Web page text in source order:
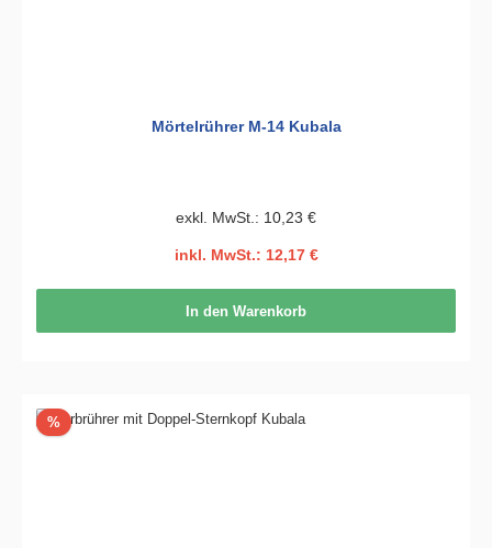
Mörtelrührer M-14 Kubala
exkl. MwSt.: 10,23 €
inkl. MwSt.: 12,17 €
In den Warenkorb
%Rabatt